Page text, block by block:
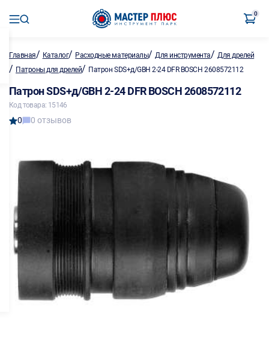
0
Главная/ Каталог/ Расходные материалы/Для инструмента/ Для дрелей
/ Патроны для дрелей/ Патрон SDS+д/GBH 2-24 DFR BOSCH 2608572112
Патрон SDS+д/GBH 2-24 DFR BOSCH 2608572112
Код товара: 15146
0 0 отзывов